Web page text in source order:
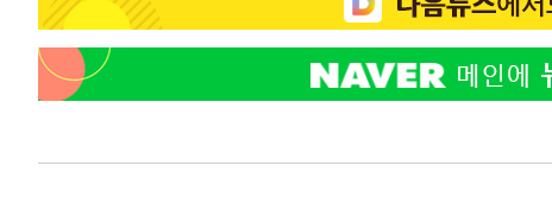
-1718초 전 >외국인 심판 성 접대 7경기 들여다보니…한국 축구 '5승 2무'
-1452초 전 >[속보]코스닥, 2.86포인트(0.36%) 내린 798.81마감
-1405초 전 >
[속보]코스피, 6200선 약보합…0.60% 내린 6258.77에 마쳐